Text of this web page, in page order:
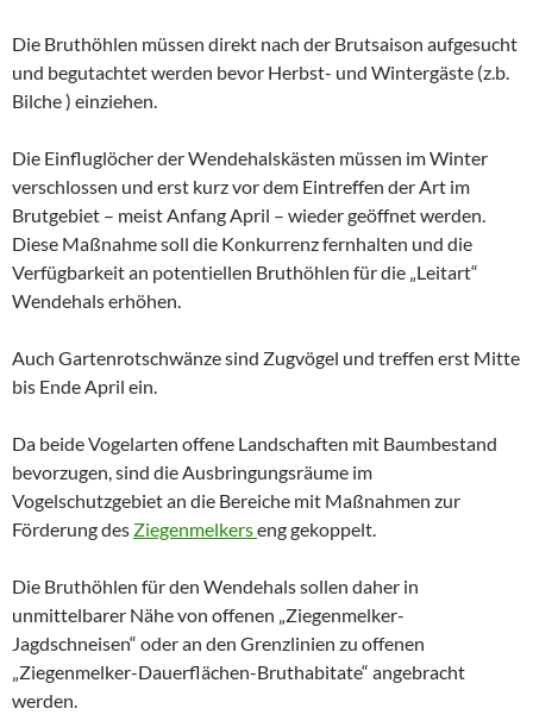
Die Bruthöhlen müssen direkt nach der Brutsaison aufgesucht
und begutachtet werden bevor Herbst- und Wintergäste (z.b.
Bilche ) einziehen.
Die Einfluglöcher der Wendehalskästen müssen im Winter
verschlossen und erst kurz vor dem Eintreffen der Art im
Brutgebiet – meist Anfang April – wieder geöffnet werden.
Diese Maßnahme soll die Konkurrenz fernhalten und die
Verfügbarkeit an potentiellen Bruthöhlen für die „Leitart“
Wendehals erhöhen.
Auch Gartenrotschwänze sind Zugvögel und treffen erst Mitte
bis Ende April ein.
Da beide Vogelarten offene Landschaften mit Baumbestand
bevorzugen, sind die Ausbringungsräume im
Vogelschutzgebiet an die Bereiche mit Maßnahmen zur
Förderung des Ziegenmelkerseng gekoppelt.
Die Bruthöhlen für den Wendehals sollen daher in
unmittelbarer Nähe von offenen „Ziegenmelker-
Jagdschneisen“ oder an den Grenzlinien zu offenen
„Ziegenmelker-Dauerflächen-Bruthabitate“ angebracht
werden.